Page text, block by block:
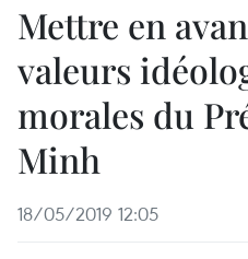
Mettre en
valeurs
morales du
Minh
18/05/2019 12:05